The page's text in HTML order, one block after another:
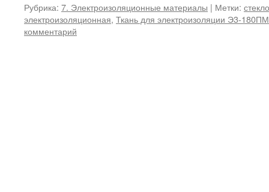
Рубрика: 7. Электроизоляционные материалы | Метки:
электроизоляционная, Ткань для электроизоляции Э3-
комментарий